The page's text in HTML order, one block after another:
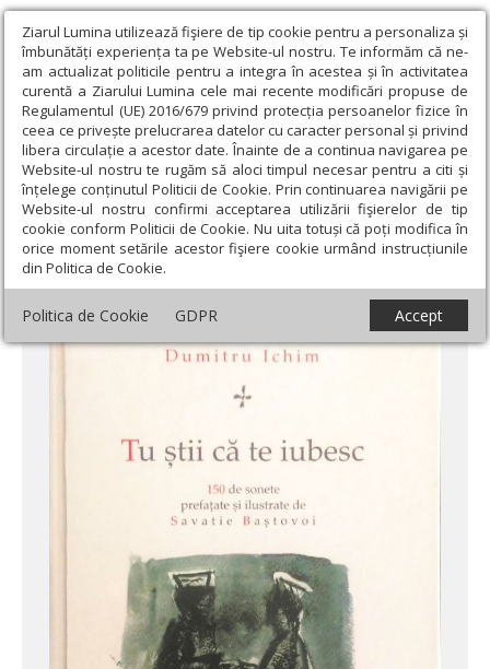
Ziarul Lumina utilizează fişiere de tip cookie pentru a personaliza și
îmbunătăți experiența ta pe Website-ul nostru. Te informăm că ne-
am actualizat politicile pentru a integra în acestea și în activitatea
curentă a Ziarului Lumina cele mai recente modificări propuse de
Regulamentul (UE) 2016/679 privind protecția persoanelor fizice în
ceea ce privește prelucrarea datelor cu caracter personal și privind
libera circulație a acestor date. Înainte de a continua navigarea pe
Website-ul nostru te rugăm să aloci timpul necesar pentru a citi și
înțelege conținutul Politicii de Cookie. Prin continuarea navigării pe
Website-ul nostru confirmi acceptarea utilizării fişierelor de tip
cookie conform Politicii de Cookie. Nu uita totuși că poți modifica în
orice moment setările acestor fişiere cookie urmând instrucțiunile
din Politica de Cookie.
Politica de Cookie GDPR Accept
Ziarul Lumina › Educaţie și Cultură › Lumina literară şi artistică ›
Cărţile pe masă: În prelungirea lui Voiculescu
Cărţile pe masă: În prelungirea lui
Voiculescu